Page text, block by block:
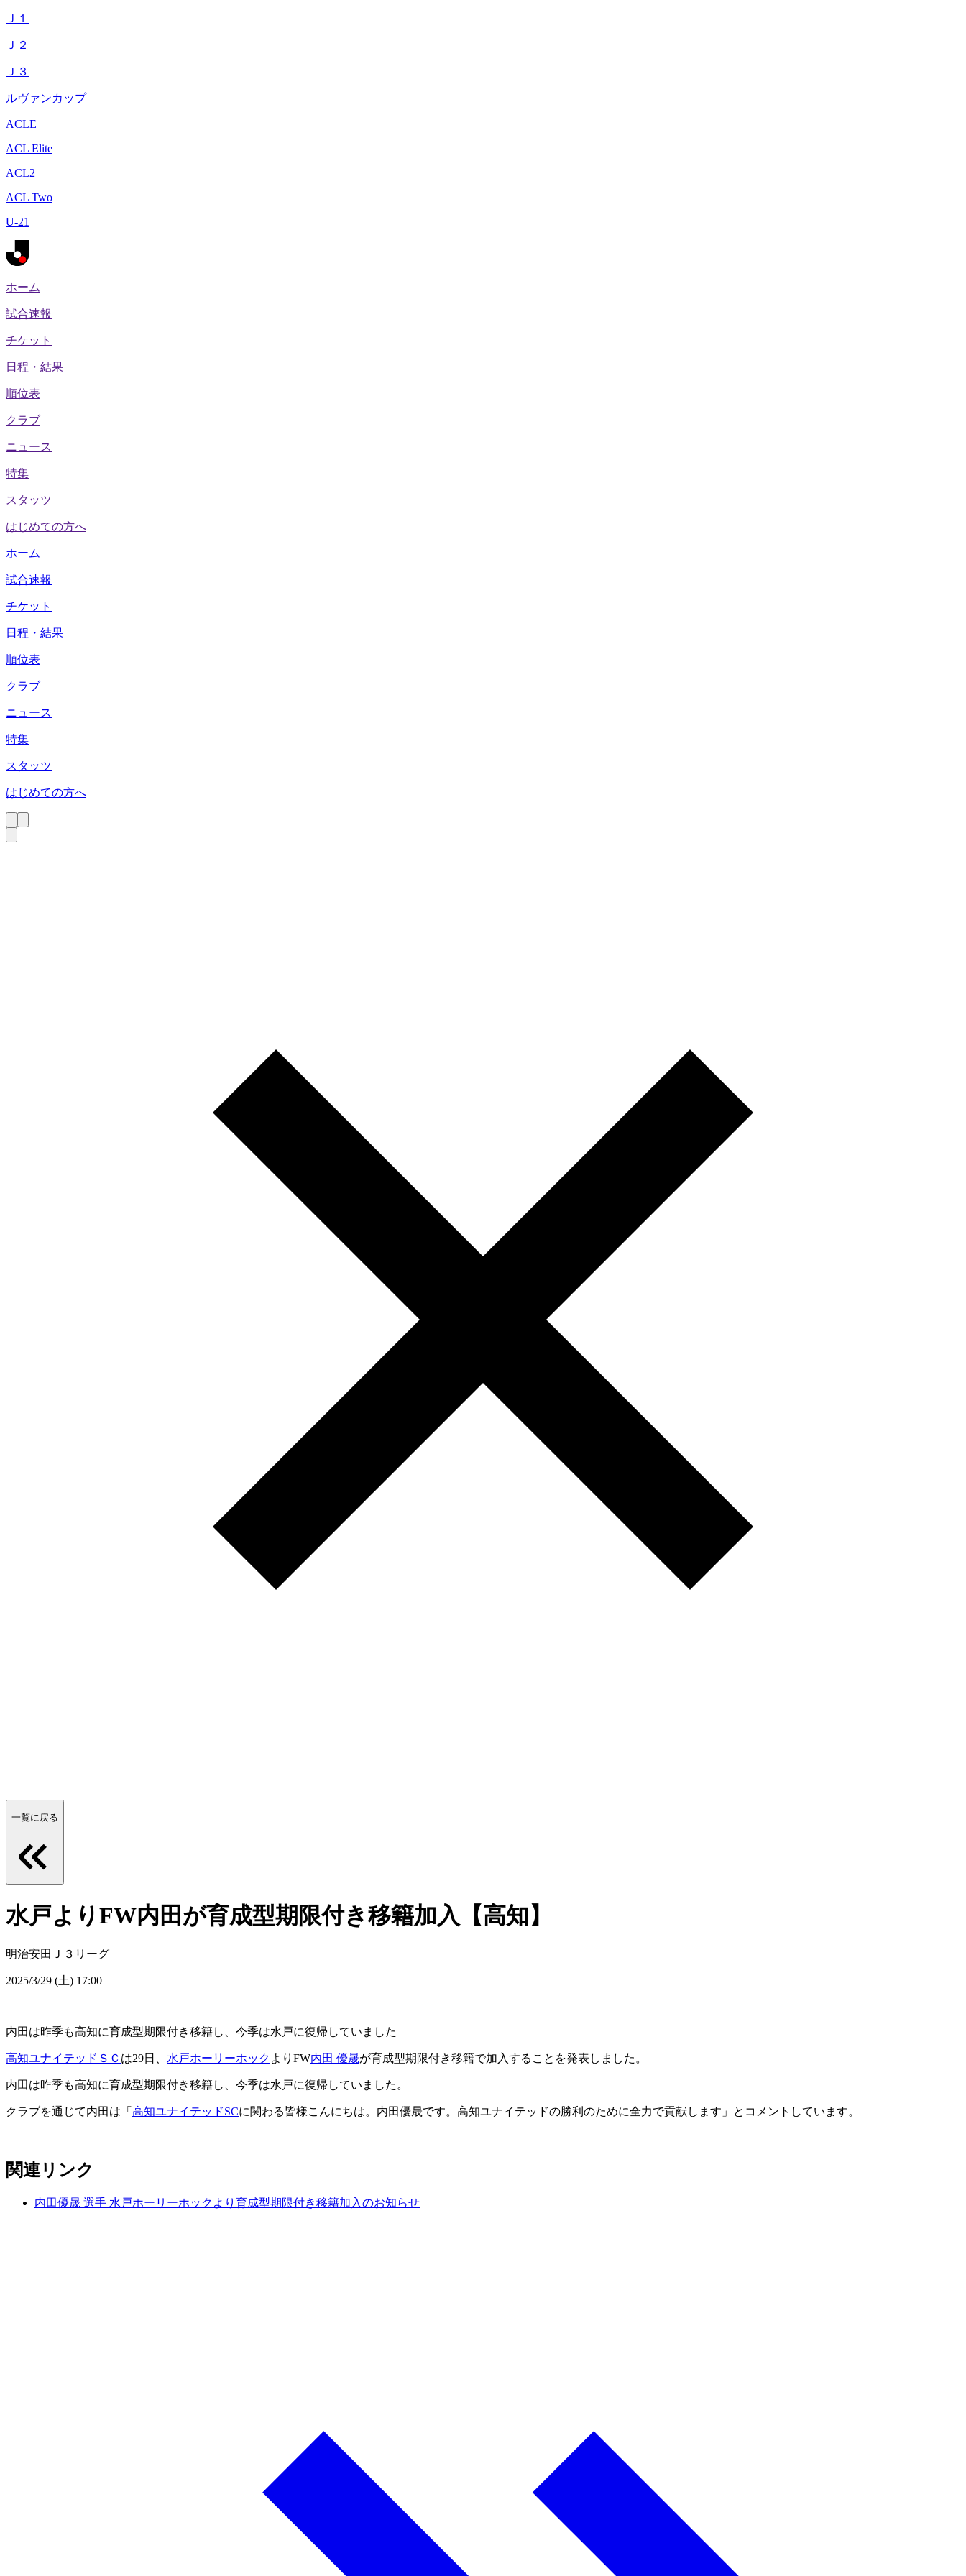
Ｊ１
Ｊ２
Ｊ３
ルヴァンカップ
ACLE
ACL Elite
ACL2
ACL Two
U-21
ホーム
試合速報
チケット
日程・結果
順位表
クラブ
ニュース
特集
スタッツ
はじめての方へ
ホーム
試合速報
チケット
日程・結果
順位表
クラブ
ニュース
特集
スタッツ
はじめての方へ
一覧に戻る
水戸よりFW内田が育成型期限付き移籍加入【高知】
明治安田Ｊ３リーグ
2025/3/29 (土) 17:00
内田は昨季も高知に育成型期限付き移籍し、今季は水戸に復帰していました
高知ユナイテッドＳＣ は29日、 水戸ホーリーホック よりFW内田 優晟が育成型期限付き移籍で加入することを発表しました。
内田は昨季も高知に育成型期限付き移籍し、今季は水戸に復帰していました。
クラブを通じて内田は「 高知ユナイテッドSCに関わる皆様こんにちは。内田優晟です。高知ユナイテッドの勝利のために全力で貢献します」とコメントしています。
関連リンク
内田優晟 選手 水戸ホーリーホックより育成型期限付き移籍加入のお知らせ